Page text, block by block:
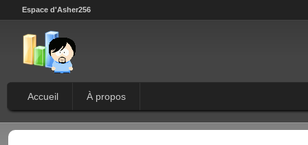
Espace d'Asher256
Accueil À propos